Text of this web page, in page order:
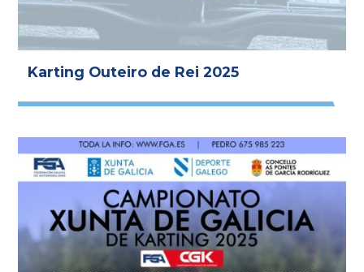
Karting Outeiro de Rei 2025